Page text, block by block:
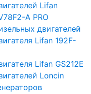
Lifan
A PRO
двигателей
Lifan 192F-
Lifan GS212E
Loncin